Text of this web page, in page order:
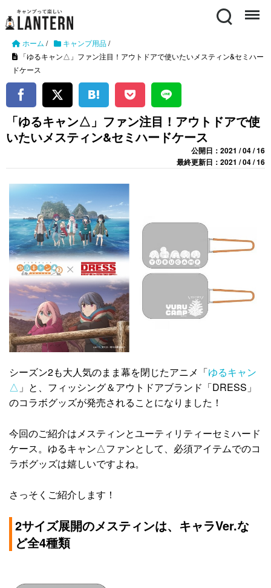
Search Menu
ホーム / キャンプ用品/
「ゆるキャン△」ファン注目！アウトドアで使いたいメスティン&セミハー
ドケース
「ゆるキャン△」ファン注目！アウトドアで使
いたいメスティン&セミハードケース
公開日：2021 / 04 / 16
最終更新日：2021 / 04 / 16
シーズン2も大人気のまま幕を閉じたアニメ「ゆるキャン
△ 」と、フィッシング＆アウトドアブランド「DRESS」
のコラボグッズが発売されることになりました！
今回のご紹介はメスティンとユーティリティーセミハード
ケース。ゆるキャン△ファンとして、必須アイテムでのコ
ラボグッズは嬉しいですよね。
さっそくご紹介します！
2サイズ展開のメスティンは、キャラVer.な
ど全4種類